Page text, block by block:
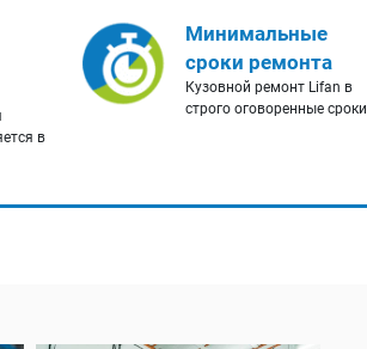
в
Минимальные
сроки ремонта
Кузовной ремонт Lifan в
строго оговоренные сроки